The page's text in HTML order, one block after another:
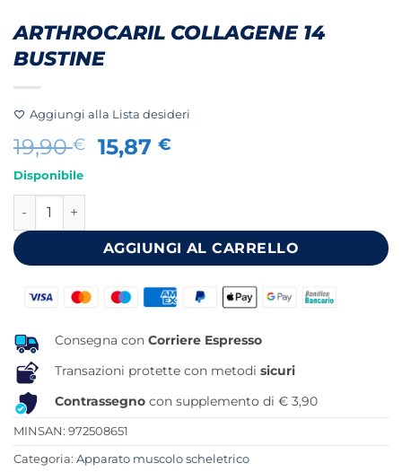
ARTHROCARIL COLLAGENE 14
BUSTINE
Aggiungi alla Lista desideri
19,90€
Il
19,90 €.
15,87€
15,87 €.
Disponibile
ARTHROCARIL COLLAGENE 14 BUSTINE quantità
AGGIUNGI AL CARRELLO
Consegna con Corriere Espresso
Transazioni protette con metodi sicuri
Contrassegno con supplemento di € 3,90
MINSAN: 972508651
Categoria: Apparato muscolo scheletrico